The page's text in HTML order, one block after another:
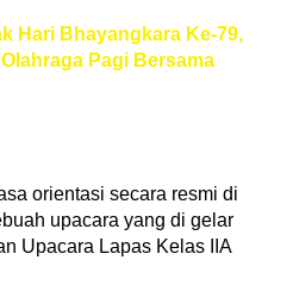
Hari Bhayangkara Ke-79,
Pagi Bersama
orientasi secara resmi di
upacara yang di gelar
Upacara Lapas Kelas IIA